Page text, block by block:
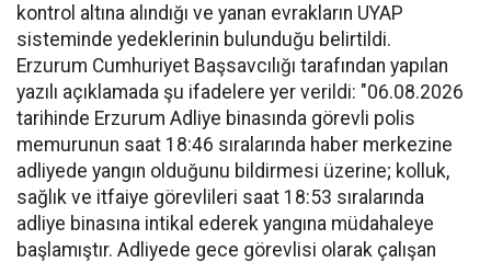
kontrol altına alındığı ve yanan evrakların UYAP
sisteminde yedeklerinin bulunduğu belirtildi.
Erzurum Cumhuriyet Başsavcılığı tarafından yapılan
yazılı açıklamada şu ifadelere yer verildi: "06.08.2026
tarihinde Erzurum Adliye binasında görevli polis
memurunun saat 18:46 sıralarında haber merkezine
adliyede yangın olduğunu bildirmesi üzerine; kolluk,
sağlık ve itfaiye görevlileri saat 18:53 sıralarında
adliye binasına intikal ederek yangına müdahaleye
başlamıştır. Adliyede gece görevlisi olarak çalışan